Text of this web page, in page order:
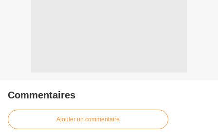
Commentaires
Ajouter un commentaire